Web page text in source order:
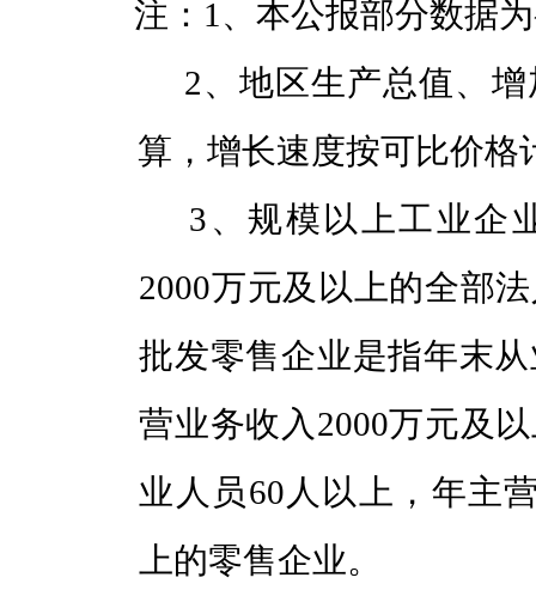
注：1、本公报部分数据为
2、地区生产总值、增
算，增长速度按可比价格
3、规模以上工业企
2000万元及以上的全部
批发零售企业是指年末
营业务收入2000万元及
业人员60人以上，年主
上的零售企业。